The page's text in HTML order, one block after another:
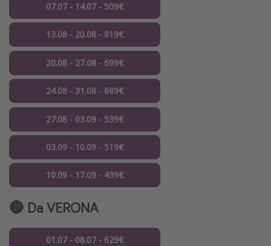
07.07 - 14.07 - 509€
13.08 - 20.08 - 819€
20.08 - 27.08 - 699€
24.08 - 31.08 - 689€
27.08 - 03.09 - 539€
03.09 - 10.09 - 519€
10.09 - 17.09 - 439€
🔴 Da VERONA
01.07 - 08.07 - 629€